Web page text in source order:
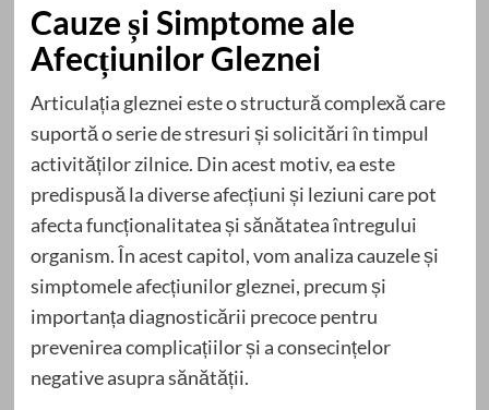
Cauze și Simptome ale
Afecțiunilor Gleznei
Articulația gleznei este o structură complexă care
suportă o serie de stresuri și solicitări în timpul
activităților zilnice. Din acest motiv, ea este
predispusă la diverse afecțiuni și leziuni care pot
afecta funcționalitatea și sănătatea întregului
organism. În acest capitol, vom analiza cauzele și
simptomele afecțiunilor gleznei, precum și
importanța diagnosticării precoce pentru
prevenirea complicațiilor și a consecințelor
negative asupra sănătății.